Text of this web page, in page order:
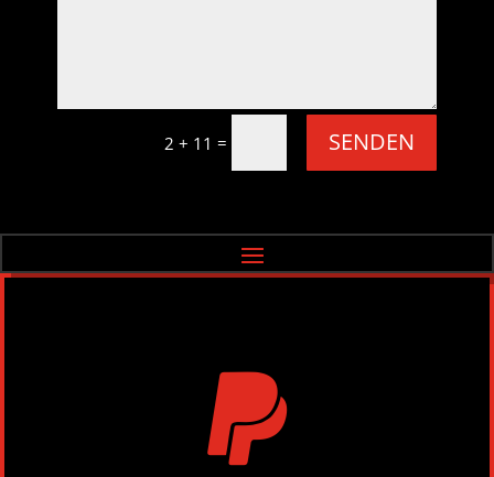
2 + 11 = SENDEN
